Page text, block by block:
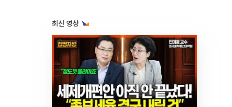
최신 영상